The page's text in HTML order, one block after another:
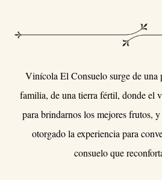
Vinícola El Consuelo surge de una
familia, de una tierra fértil, donde el
para brindarnos los mejores frutos,
otorgado la experiencia para
consuelo que